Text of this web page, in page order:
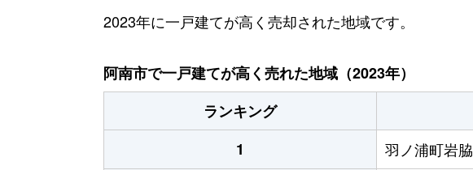
2023年に一戸建てが高く売却された地域です。
阿南市で一戸建てが高く売れた地域（2023年）
ランキング
1
羽ノ浦町岩脇